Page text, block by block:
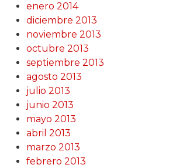
enero 2014
diciembre 2013
noviembre 2013
octubre 2013
septiembre 2013
agosto 2013
julio 2013
junio 2013
mayo 2013
abril 2013
marzo 2013
febrero 2013